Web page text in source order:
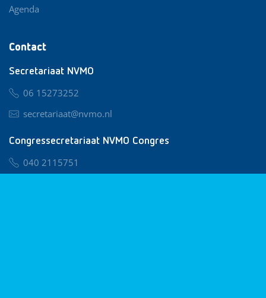
Contact
Secretariaat NVMO
06 15273252
secretariaat@nvmo.nl
Congressecretariaat NVMO Congres
040 2115751
Agenda